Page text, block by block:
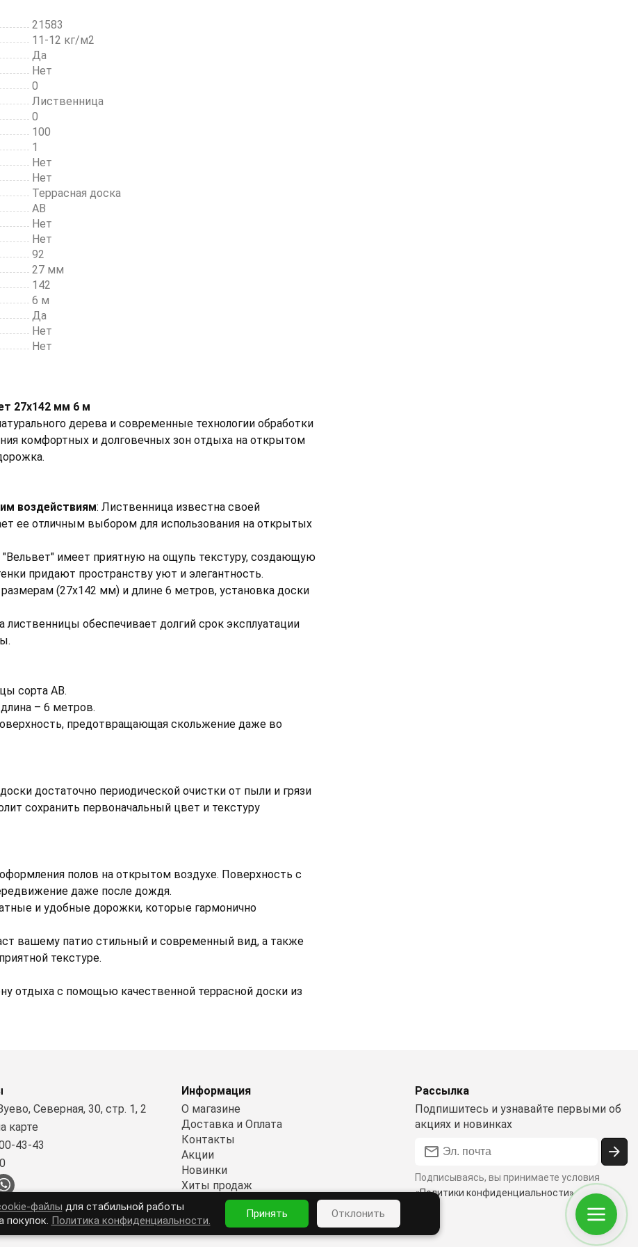
21583
11-12 кг/м2
Да
Нет
0
Лиственница
0
100
1
Нет
Нет
Террасная доска
АВ
Нет
Нет
92
27 мм
142
6 м
Да
Нет
Нет
27х142 мм 6 м
дерева и современные технологии обработки
комфортных и долговечных зон отдыха на открытом
воздействиям: Лиственница известна своей
ее отличным выбором для использования на открытых
имеет приятную на ощупь текстуру, создающую
придают пространству уют и элегантность.
(27x142 мм) и длине 6 метров, установка доски
лиственницы обеспечивает долгий срок эксплуатации
сорта АВ.
– 6 метров.
предотвращающая скольжение даже во
достаточно периодической очистки от пыли и грязи
сохранить первоначальный цвет и текстуру
полов на открытом воздухе. Поверхность с
даже после дождя.
и удобные дорожки, которые гармонично
вашему патио стильный и современный вид, а также
текстуре.
отдыха с помощью качественной террасной доски из
Северная, 30, стр. 1, 2
карте
43-43
Информация
О магазине
Доставка и Оплата
Контакты
Акции
Новинки
Хиты продаж
Политика конфиденциальности
Рассылка
Подпишитесь и узнавайте первыми об
акциях и новинках
Подписываясь, вы принимаете условия
«Политики конфиденциальности»
файлы для стабильной работы
покупок. Политика конфиденциальности.
Принять Отклонить